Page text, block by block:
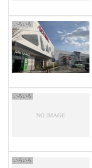
いろいろ
いろいろ
いろいろ